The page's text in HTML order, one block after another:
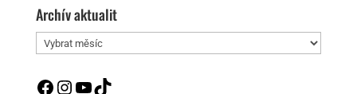
Archív aktualit
Archív
aktualit
Facebook
Instagram
YouTube
TikTok